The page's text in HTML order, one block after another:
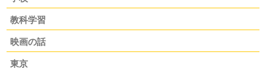
教科学習
映画の話
東京